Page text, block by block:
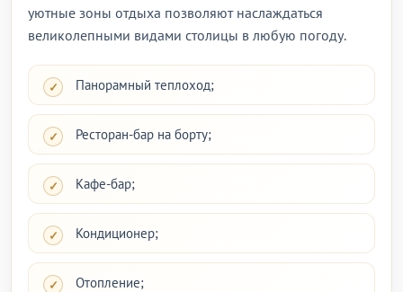
уютные зоны отдыха позволяют наслаждаться
великолепными видами столицы в любую погоду.
Панорамный теплоход;
Ресторан-бар на борту;
Кафе-бар;
Кондиционер;
Отопление;